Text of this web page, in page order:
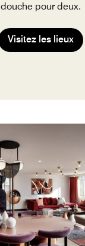
douche pour deux.
Visitez les lieux